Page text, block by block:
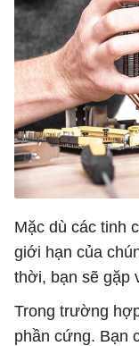
Mặc dù các tinh
giới hạn của
thời, bạn sẽ gặp
Trong trường
phần cứng. Bạn